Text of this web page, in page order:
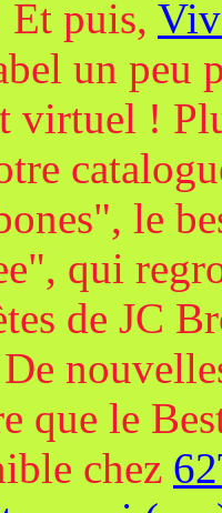
Et puis,
un peu
virtuel !
le
qui
de JC
que le
chez